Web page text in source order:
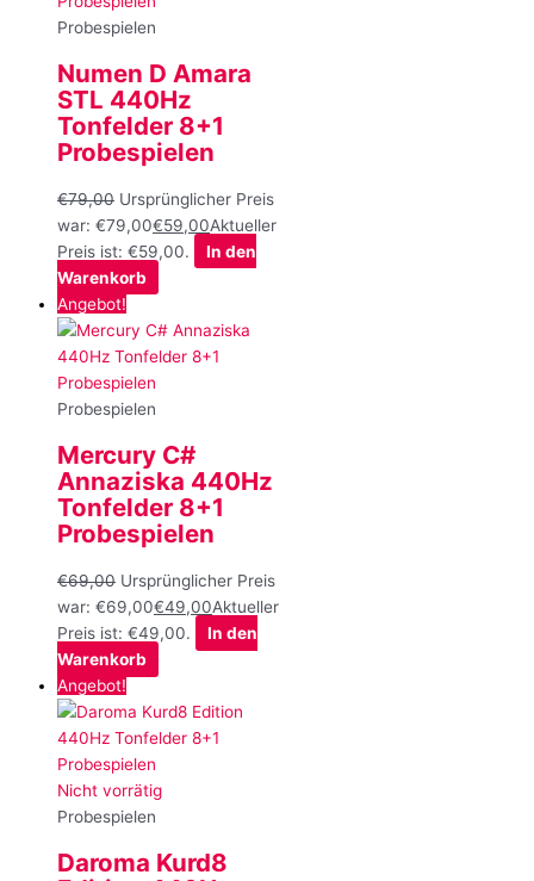
Probespielen
Numen D Amara
STL 440Hz
Tonfelder 8+1
Probespielen
€79,00 Ursprünglicher Preis
war: €79,00€59,00Aktueller
Preis ist: €59,00.
In den
Warenkorb
Angebot!
Probespielen
Mercury C#
Annaziska 440Hz
Tonfelder 8+1
Probespielen
€69,00 Ursprünglicher Preis
war: €69,00€49,00Aktueller
Preis ist: €49,00.
In den
Warenkorb
Angebot!
Nicht vorrätig
Probespielen
Daroma Kurd8